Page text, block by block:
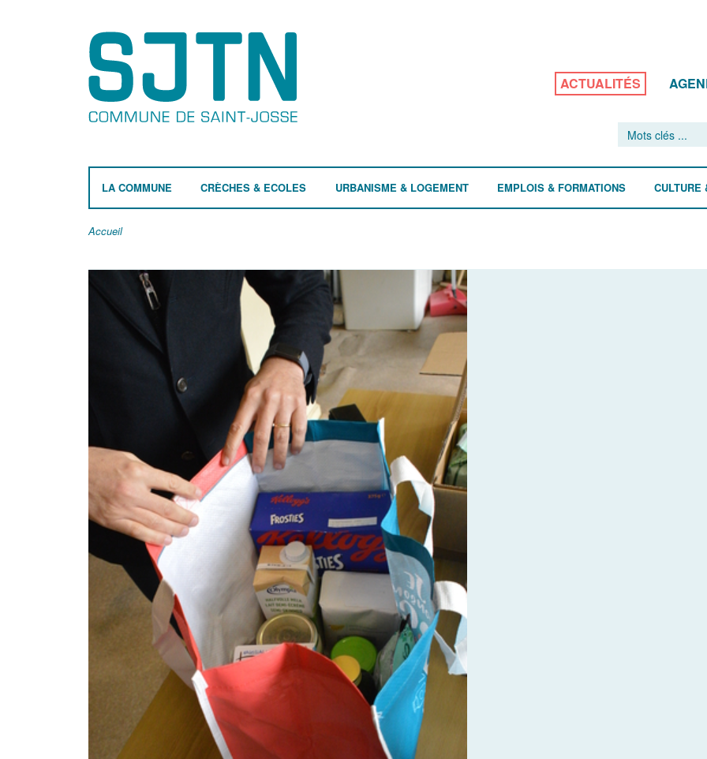
ACTUALITÉS
LA COMMUNE CRÈCHES & ECOLES URBANISME & LOGEMENT EMPLOIS & FORMATIONS CULTURE
Accueil